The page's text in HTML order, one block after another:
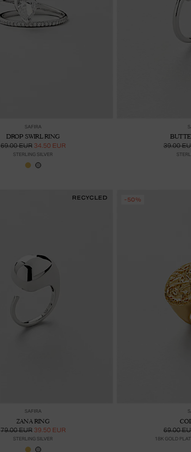
SAFIRA
DROP SWIRL RING
69.00 EUR 34.50 EUR
STERLING SILVER
39.00
RECYCLED
SAFIRA
ZANA RING
79.00 EUR 39.50 EUR
STERLING SILVER
-50%
69.00
18K GOLD